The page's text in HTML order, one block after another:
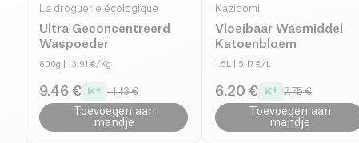
La droguerie écologique
Ultra Geconcentreerd
Waspoeder
800g | 13.91 €/Kg
9.46 € 11.13 €
Toevoegen aan
mandje
Kazidomi
Vloeibaar Wasmiddel
Katoenbloem
1.5L | 5.17 €/L
6.20 € 7.75 €
Toevoegen aan
mandje